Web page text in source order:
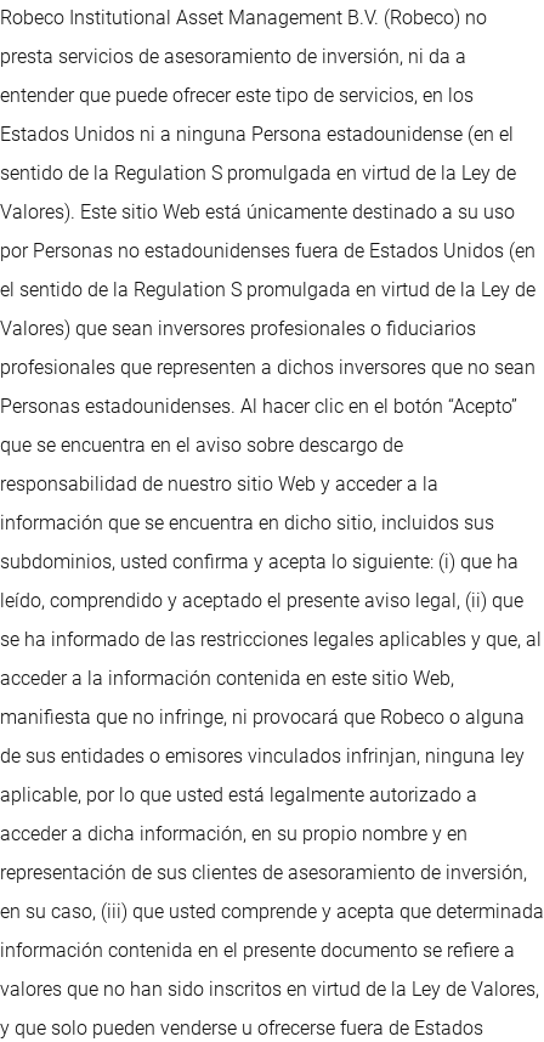
Robeco Institutional Asset Management B.V. (Robeco) no
presta servicios de asesoramiento de inversión, ni da a
entender que puede ofrecer este tipo de servicios, en los
Estados Unidos ni a ninguna Persona estadounidense (en el
sentido de la Regulation S promulgada en virtud de la Ley de
Valores). Este sitio Web está únicamente destinado a su uso
por Personas no estadounidenses fuera de Estados Unidos (en
el sentido de la Regulation S promulgada en virtud de la Ley de
Valores) que sean inversores profesionales o fiduciarios
profesionales que representen a dichos inversores que no sean
Personas estadounidenses. Al hacer clic en el botón “Acepto”
que se encuentra en el aviso sobre descargo de
responsabilidad de nuestro sitio Web y acceder a la
información que se encuentra en dicho sitio, incluidos sus
subdominios, usted confirma y acepta lo siguiente: (i) que ha
leído, comprendido y aceptado el presente aviso legal, (ii) que
se ha informado de las restricciones legales aplicables y que, al
acceder a la información contenida en este sitio Web,
manifiesta que no infringe, ni provocará que Robeco o alguna
de sus entidades o emisores vinculados infrinjan, ninguna ley
aplicable, por lo que usted está legalmente autorizado a
acceder a dicha información, en su propio nombre y en
representación de sus clientes de asesoramiento de inversión,
en su caso, (iii) que usted comprende y acepta que determinada
información contenida en el presente documento se refiere a
valores que no han sido inscritos en virtud de la Ley de Valores,
y que solo pueden venderse u ofrecerse fuera de Estados